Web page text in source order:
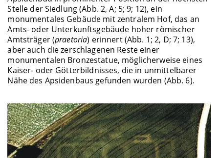
Stelle der Siedlung (Abb. 2, A; 5; 9; 12), ein
monumentales Gebäude mit zentralem Hof, das an
Amts- oder Unterkunftsgebäude hoher römischer
Amtsträger (praetoria) erinnert (Abb. 1; 2, D; 7; 13),
aber auch die zerschlagenen Reste einer
monumentalen Bronzestatue, möglicherweise eines
Kaiser- oder Götterbildnisses, die in unmittelbarer
Nähe des Apsidenbaus gefunden wurden (Abb. 6).